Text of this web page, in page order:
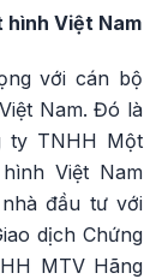
hình Việt Nam
với cán bộ
Nam. Đó là
ty TNHH Một
Việt Nam
đầu tư với
dịch Chứng
MTV Hãng